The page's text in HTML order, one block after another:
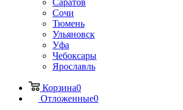
Саратов
Сочи
Тюмень
Ульяновск
Уфа
Чебоксары
Ярославль
Корзина0
Отложенные0